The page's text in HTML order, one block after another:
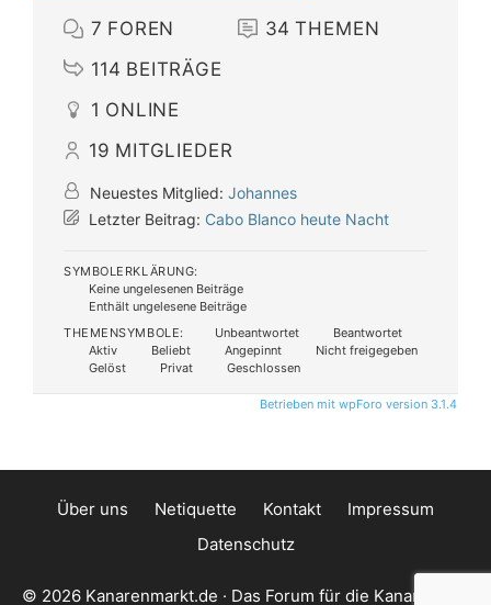
7 FOREN 34 THEMEN
114 BEITRÄGE
1 ONLINE
19 MITGLIEDER
Neuestes Mitglied: Johannes
Letzter Beitrag: Cabo Blanco heute Nacht
SYMBOLERKLÄRUNG:
Keine ungelesenen Beiträge
Enthält ungelesene Beiträge
THEMENSYMBOLE:
Unbeantwortet
Beantwortet
Aktiv
Beliebt Angepinnt
Nicht freigegeben
Gelöst
Privat Geschlossen
Betrieben mit wpForo version 3.1.4
Über uns Netiquette Kontakt
Impressum
Datenschutz
© 2026 Kanarenmarkt.de · Das Forum für die Kanarischen